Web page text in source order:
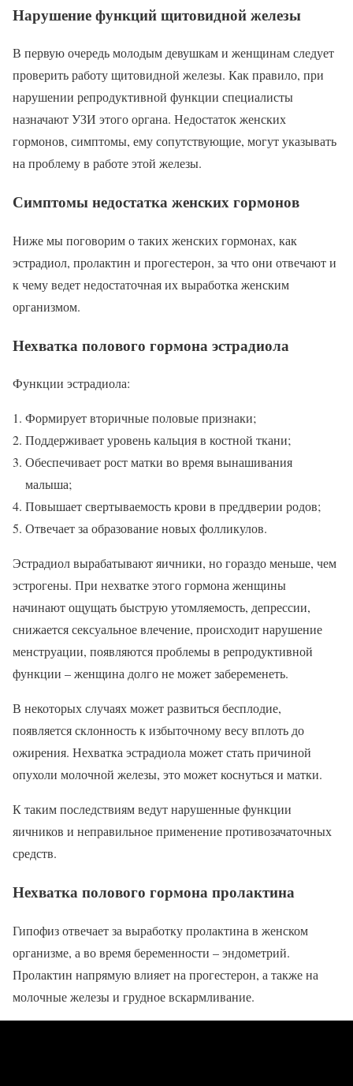
Нарушение функций щитовидной железы
В первую очередь молодым девушкам и женщинам следует
проверить работу щитовидной железы. Как правило, при
нарушении репродуктивной функции специалисты
назначают УЗИ этого органа. Недостаток женских
гормонов, симптомы, ему сопутствующие, могут указывать
на проблему в работе этой железы.
Симптомы недостатка женских гормонов
Ниже мы поговорим о таких женских гормонах, как
эстрадиол, пролактин и прогестерон, за что они отвечают и
к чему ведет недостаточная их выработка женским
организмом.
Нехватка полового гормона эстрадиола
Функции эстрадиола:
Формирует вторичные половые признаки;
Поддерживает уровень кальция в костной ткани;
Обеспечивает рост матки во время вынашивания
малыша;
Повышает свертываемость крови в преддверии родов;
Отвечает за образование новых фолликулов.
Эстрадиол вырабатывают яичники, но гораздо меньше, чем
эстрогены. При нехватке этого гормона женщины
начинают ощущать быструю утомляемость, депрессии,
снижается сексуальное влечение, происходит нарушение
менструации, появляются проблемы в репродуктивной
функции – женщина долго не может забеременеть.
В некоторых случаях может развиться бесплодие,
появляется склонность к избыточному весу вплоть до
ожирения. Нехватка эстрадиола может стать причиной
опухоли молочной железы, это может коснуться и матки.
К таким последствиям ведут нарушенные функции
яичников и неправильное применение противозачаточных
средств.
Нехватка полового гормона пролактина
Гипофиз отвечает за выработку пролактина в женском
организме, а во время беременности – эндометрий.
Пролактин напрямую влияет на прогестерон, а также на
молочные железы и грудное вскармливание.